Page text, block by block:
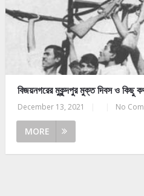
বিজয়নগরের মুকুন্দপুর মুক্ত দিবস ও কিছু
December 13, 2021 No
MORE